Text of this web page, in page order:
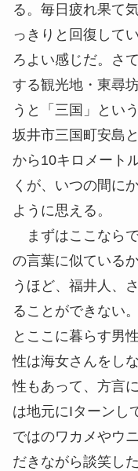
る。毎日疲れ果て
っきりと回復して
ろよい感じだ。さ
する観光地・東尋
うと「三国」とい
坂井市三国町安島
から10キロメート
くが、いつの間に
ように思える。
まずはここなら
の言葉に似ている
うほど、福井人、
ることができない
とここに暮らす男
性は海女さんをし
性もあって、方言
は地元にIターンし
ではのワカメやウ
だきながら談笑し